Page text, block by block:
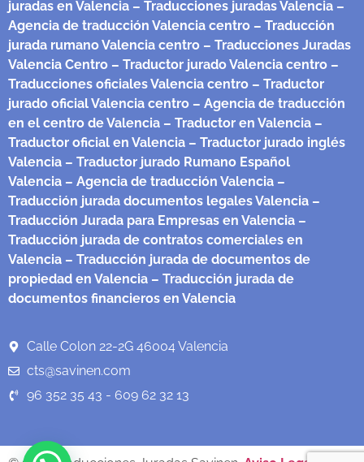
juradas en Valencia – Traducciones juradas Valencia –
Agencia de traducción Valencia centro – Traducción
jurada rumano Valencia centro – Traducciones Juradas
Valencia Centro – Traductor jurado Valencia centro –
Traducciones oficiales Valencia centro – Traductor
jurado oficial Valencia centro – Agencia de traducción
en el centro de Valencia – Traductor en Valencia –
Traductor oficial en Valencia – Traductor jurado inglés
Valencia – Traductor jurado Rumano Español
Valencia – Agencia de traducción Valencia –
Traducción jurada documentos legales Valencia –
Traducción Jurada para Empresas en Valencia –
Traducción jurada de contratos comerciales en
Valencia – Traducción jurada de documentos de
propiedad en Valencia – Traducción jurada de
documentos financieros en Valencia
Calle Colon 22-2G 46004 Valencia
cts@savinen.com
96 352 35 43 - 609 62 32 13